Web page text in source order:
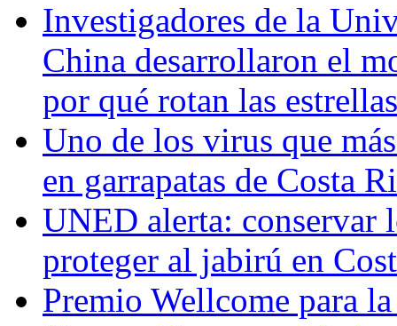
Investigadores de la
China desarrollaron el
por qué rotan las
Uno de los virus que
en garrapatas de Costa
UNED alerta: conservar
proteger al jabirú en
Premio Wellcome para